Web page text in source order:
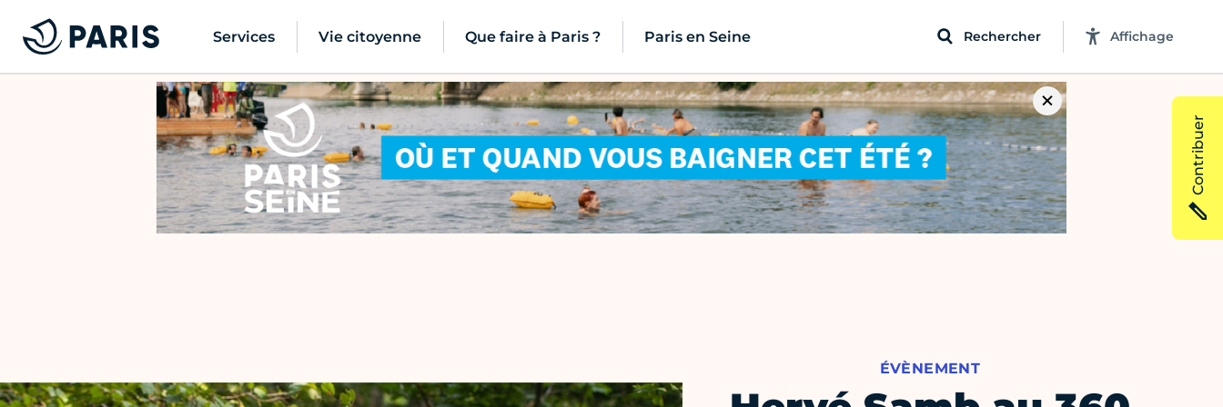
Services Vie citoyenne Que faire à Paris ? Paris en Seine Rechercher Affichage
ÉVÈNEMENT
Contribuer